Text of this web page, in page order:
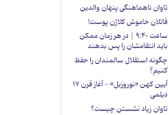
تاوان ناهماهنگی پنهان والدین
قاتلان خاموش کلاژن پوست!
ساعت ۹:۴۰ | در هر زمان ممکن
باید انتقامشان را پس بدهند
چگونه استقلال سالمندان را حفظ
کنیم؟
آیین کهن «نوروزبل» - آغاز قرن ۱۷
دیلمی
تاوان زیاد نشستن چیست؟